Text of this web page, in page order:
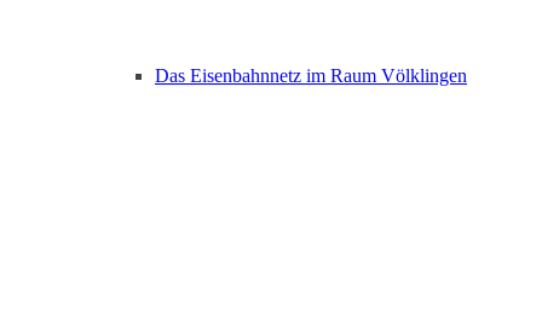
Das Eisenbahnnetz im Raum Völklingen